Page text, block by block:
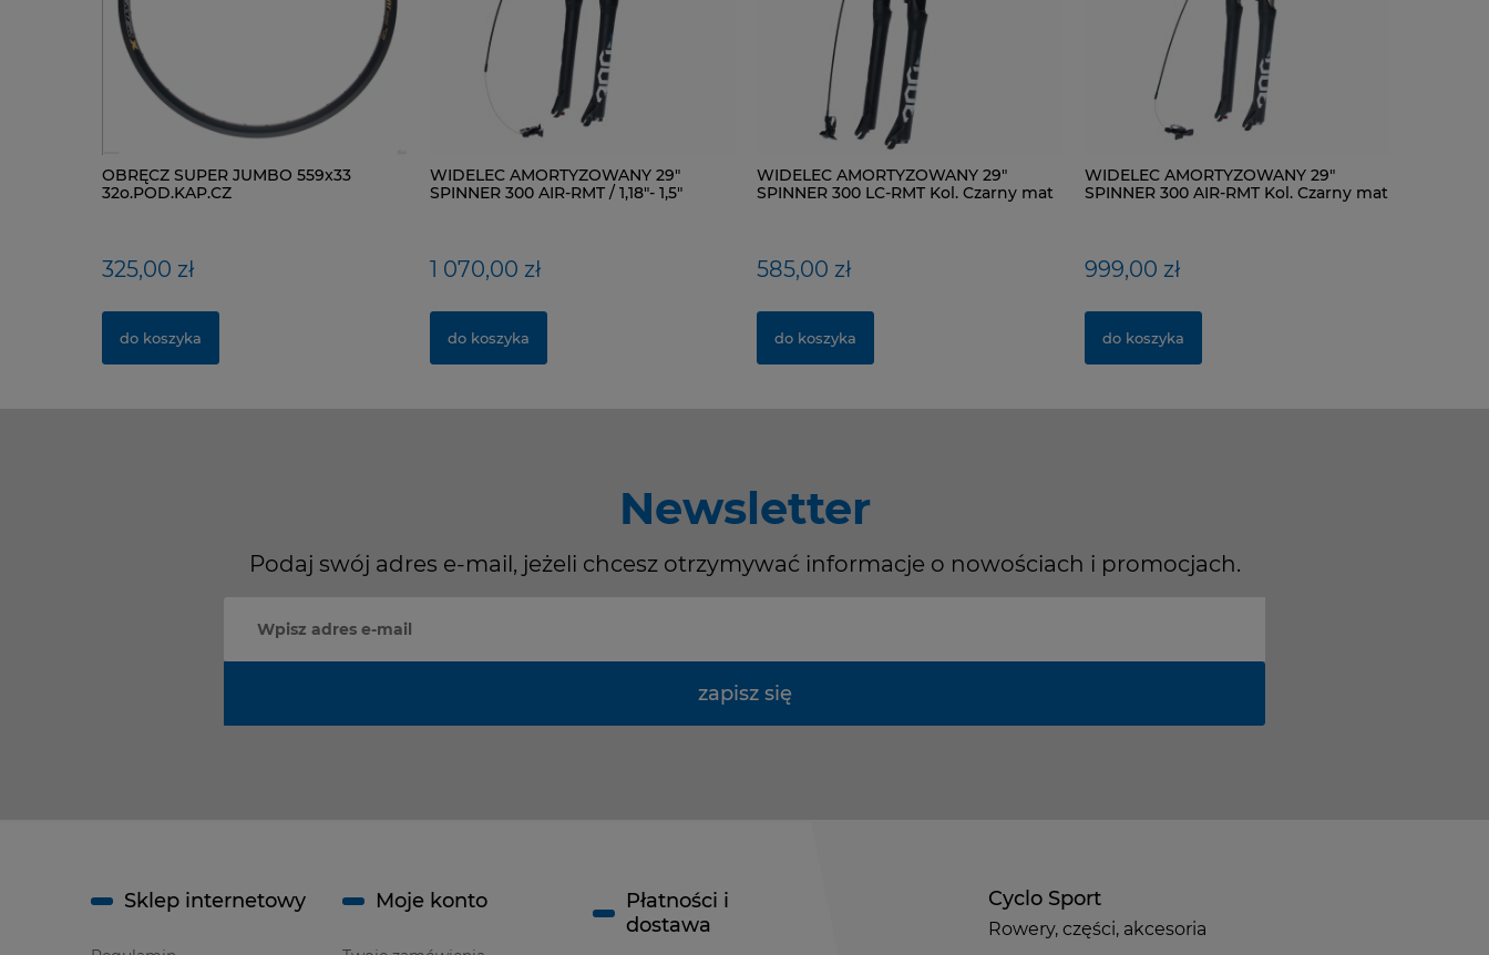
OBRĘCZ SUPER JUMBO 559x33
32o.POD.KAP.CZ
325,00 zł
do koszyka
WIDELEC AMORTYZOWANY 29"
SPINNER 300 AIR-RMT / 1,18"- 1,5"
1 070,00 zł
do koszyka
WIDELEC AMORTYZOWANY 29"
SPINNER 300 LC-RMT Kol. Czarny mat
585,00 zł
do koszyka
WIDELEC AMORTYZOWANY 29"
SPINNER 300 AIR-RMT Kol. Czarny mat
999,00 zł
do koszyka
ŁAŃCUCH KMC X9-93- 116 ogniw / 9-
rzędowy + spinka CL-566R
40,00 zł
do koszyka
Newsletter
Podaj swój adres e-mail, jeżeli chcesz otrzymywać informacje o nowościach i promocjach.
zapisz się
Cyclo Sport
Rowery, części, akcesoria
Sklep internetowy Moje konto
Płatności i
dostawa